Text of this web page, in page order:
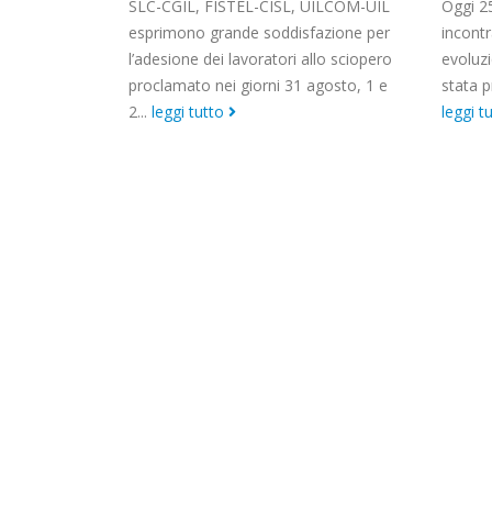
Oggi 25 febbraio i Sindacati hanno
incontrato l’Azienda sulla situazione in
evoluzione del CORONAVIRUS ed è
stata presentata dall’Azienda...
leggi tutto
della